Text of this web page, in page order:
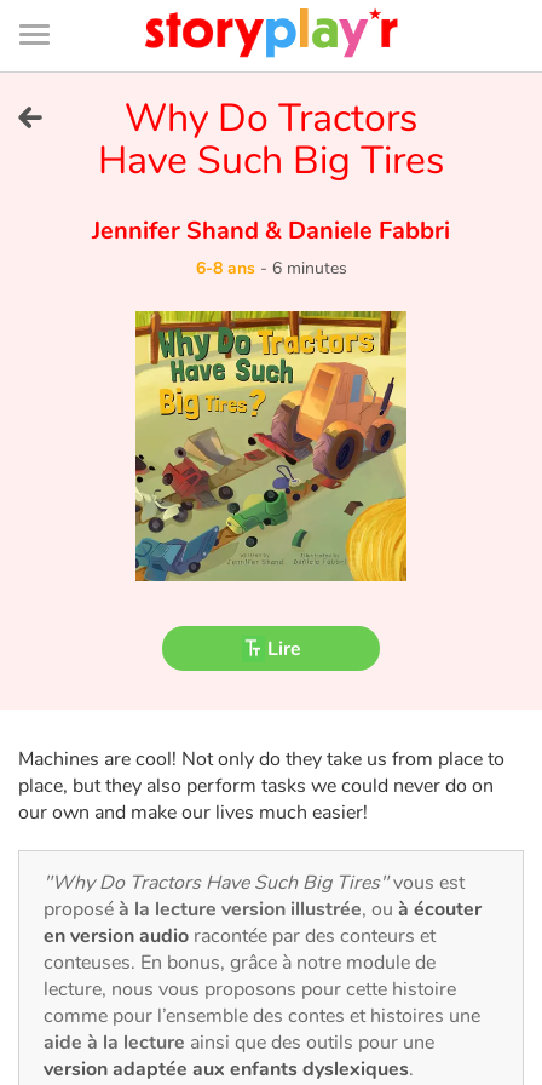
Connexion
Bibliothèque
de
page
Je me connecte
Tester gratuitement
Bibliothèque
Contes d'ici et d'ailleurs
Fable, mythe, littérature et poésie
Ogres, monstres et sorcières
Écologie, nature, saisons
Les animaux
Voyage, épopée, enquête, aventure
Autour du monde
Apprentissage
Why Do Tractors
Have Such Big Tires
Jennifer Shand & Daniele Fabbri
6-8 ans- 6 minutes
Lire
Machines are cool! Not only do they take us from place to
place, but they also perform tasks we could never do on
our own and make our lives much easier!
"Why Do Tractors Have Such Big Tires"vous est
proposéà la lecture version illustrée, ou à écouter
en version audio racontée par des conteurs et
conteuses. En bonus, grâce à notre module de
lecture, nous vous proposons pour cette histoire
comme pour l’ensemble des contes et histoires une
aide à la lecture ainsi que des outils pour une
version adaptée aux enfants dyslexiques.